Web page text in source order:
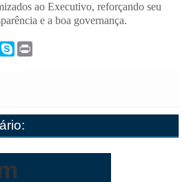
ao Executivo, reforçando seu
e a boa governança.
O
u
S
k